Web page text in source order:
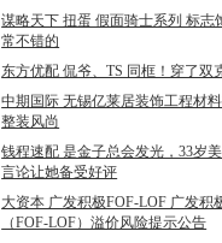
谋略天下 扭蛋 假面骑士系列 标志
常不错的
东方优配 侃爷、TS 同框！穿了双
中期国际 无锡亿莱居装饰工程材
整装风尚
钱程速配 是金子总会发光，33岁
言论让她备受好评
大资本 广发积极FOF-LOF 广发积
（FOF-LOF）溢价风险提示公告